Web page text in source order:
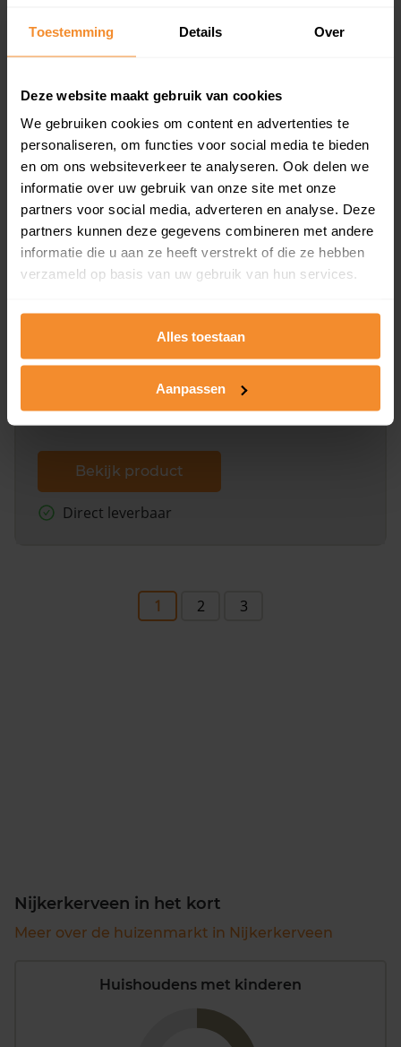
Toestemming Details Over
Deze website maakt gebruik van cookies
We gebruiken cookies om content en advertenties te
personaliseren, om functies voor social media te bieden
en om ons websiteverkeer te analyseren. Ook delen we
informatie over uw gebruik van onze site met onze
partners voor social media, adverteren en analyse. Deze
partners kunnen deze gegevens combineren met andere
informatie die u aan ze heeft verstrekt of die ze hebben
verzameld op basis van uw gebruik van hun services.
Alles toestaan
Aanpassen
en koopdatum) binnen een postcodegebied. Dit
inclusief een jaar lang gratis updates van nieuwe
Bekijk product
Direct leverbaar
Kadastrale kaart pakket
Alleen globale ligging perceel
omliggende percelen met de kadastrale erfgrenzen,
dit inclusief de luchtfoto!
Bekijk product
Direct leverbaar
1 2 3
Nijkerkerveen in het kort
Meer over de huizenmarkt in Nijkerkerveen
Huishoudens met kinderen